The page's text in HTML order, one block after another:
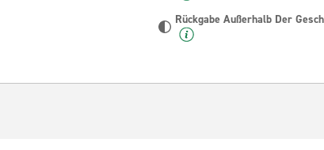
Rückgabe Außerhalb Der